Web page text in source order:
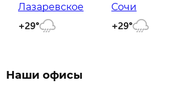
Лазаревское
+29°
Сочи
+29°
Наши офисы